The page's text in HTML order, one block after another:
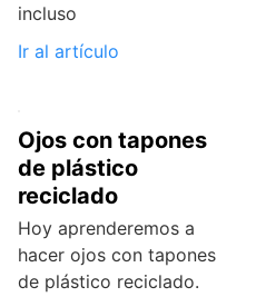
incluso
Ir al artículo
Ojos con tapones
de plástico
reciclado
Hoy aprenderemos a
hacer ojos con tapones
de plástico reciclado.